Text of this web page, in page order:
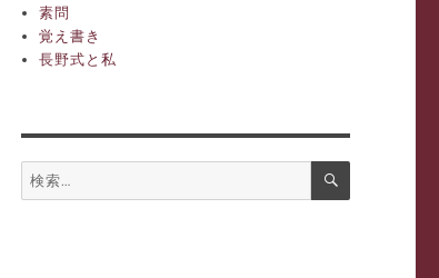
素問
覚え書き
長野式と私
検
索:
検